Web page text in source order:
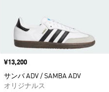
価格
¥13,200
サンバ ADV / SAMBA ADV
オリジナルス